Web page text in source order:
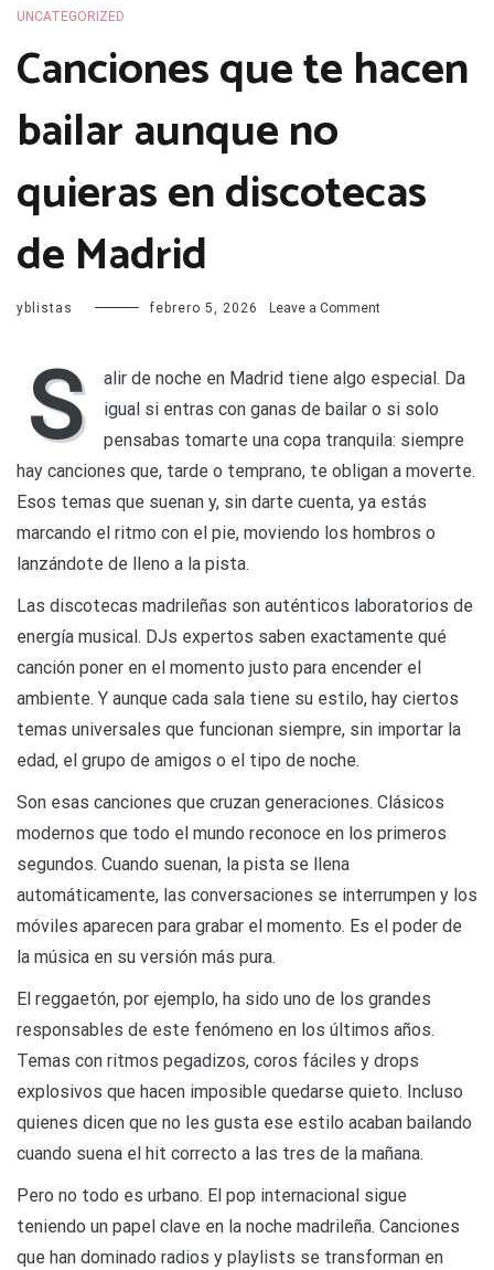
UNCATEGORIZED
Canciones que te hacen
bailar aunque no
quieras en discotecas
de Madrid
yblistas febrero 5, 2026 Leave a Commenton
hacen
bailar
aunque
quieras
en
de
S
alir de noche en Madrid tiene algo especial. Da
igual si entras con ganas de bailar o si solo
pensabas tomarte una copa tranquila: siempre
hay canciones que, tarde o temprano, te obligan a moverte.
Esos temas que suenan y, sin darte cuenta, ya estás
marcando el ritmo con el pie, moviendo los hombros o
lanzándote de lleno a la pista.
Las discotecas madrileñas son auténticos laboratorios de
energía musical. DJs expertos saben exactamente qué
canción poner en el momento justo para encender el
ambiente. Y aunque cada sala tiene su estilo, hay ciertos
temas universales que funcionan siempre, sin importar la
edad, el grupo de amigos o el tipo de noche.
Son esas canciones que cruzan generaciones. Clásicos
modernos que todo el mundo reconoce en los primeros
segundos. Cuando suenan, la pista se llena
automáticamente, las conversaciones se interrumpen y los
móviles aparecen para grabar el momento. Es el poder de
la música en su versión más pura.
El reggaetón, por ejemplo, ha sido uno de los grandes
responsables de este fenómeno en los últimos años.
Temas con ritmos pegadizos, coros fáciles y drops
explosivos que hacen imposible quedarse quieto. Incluso
quienes dicen que no les gusta ese estilo acaban bailando
cuando suena el hit correcto a las tres de la mañana.
Pero no todo es urbano. El pop internacional sigue
teniendo un papel clave en la noche madrileña. Canciones
que han dominado radios y playlists se transforman en